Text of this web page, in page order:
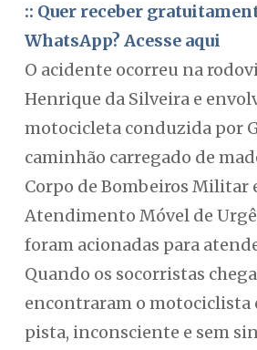
:: Quer receber
WhatsApp? Acesse aqui
O acidente ocorreu na
Henrique da Silveira e
motocicleta conduzida por
caminhão carregado de
Corpo de Bombeiros Militar
Atendimento Móvel de
foram acionadas para
Quando os socorristas
encontraram o motociclista
pista, inconsciente e sem